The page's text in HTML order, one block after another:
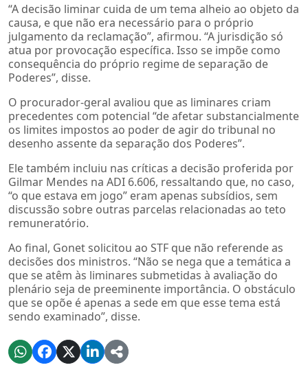
“A decisão liminar cuida de um tema alheio ao objeto da
causa, e que não era necessário para o próprio
julgamento da reclamação”, afirmou. “A jurisdição só
atua por provocação específica. Isso se impõe como
consequência do próprio regime de separação de
Poderes”, disse.
O procurador-geral avaliou que as liminares criam
precedentes com potencial “de afetar substancialmente
os limites impostos ao poder de agir do tribunal no
desenho assente da separação dos Poderes”.
Ele também incluiu nas críticas a decisão proferida por
Gilmar Mendes na ADI 6.606, ressaltando que, no caso,
“o que estava em jogo” eram apenas subsídios, sem
discussão sobre outras parcelas relacionadas ao teto
remuneratório.
Ao final, Gonet solicitou ao STF que não referende as
decisões dos ministros. “Não se nega que a temática a
que se atêm às liminares submetidas à avaliação do
plenário seja de preeminente importância. O obstáculo
que se opõe é apenas a sede em que esse tema está
sendo examinado”, disse.